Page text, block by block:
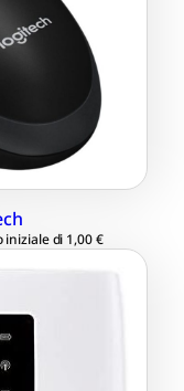
di 1,00 €